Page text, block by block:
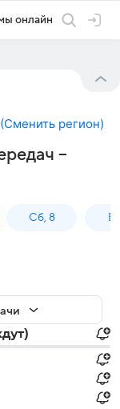
онлайн
(Сменить регион)
–
Сб, 8